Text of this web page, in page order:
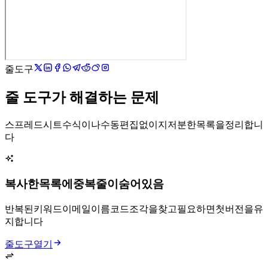
줄 도구:
줄 도구가 해결하는 문제
스프레드시트 수식이나 수동 편집 없이 지저분한 목록을 정리합니
다.
복사한 목록에 중복 줄이 숨어 있음
반복된 키워드, URL, 이메일, 이름, 코드 조각을 찾고 필요하면 첫 버전을 유
지합니다.
줄 도구 열기